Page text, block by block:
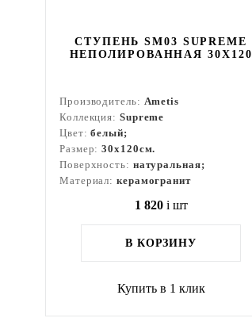
СТУПЕНЬ SM03 SUPREME
НЕПОЛИРОВАННАЯ 30X120
Производитель: Ametis
Коллекция: Supreme
Цвет:белый;
Размер:30x120см.
Поверхность: натуральная;
Материал: керамогранит
1 820 i шт
В КОРЗИНУ
Купить в 1 клик